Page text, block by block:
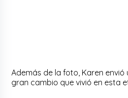
Además de la foto, Karen envió
gran cambio que vivió en esta